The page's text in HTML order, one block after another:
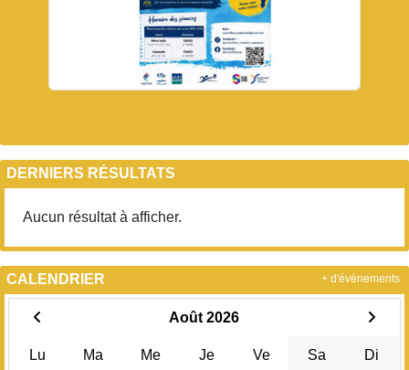
DERNIERS RÉSULTATS
Aucun résultat à afficher.
CALENDRIER
Août 2026
Lu Ma Me Je Ve Sa Di
+ d'évènements